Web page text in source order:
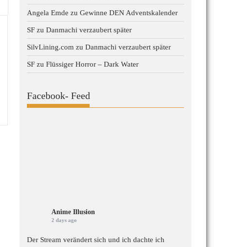
Angela Emde zu Gewinne DEN Adventskalender
SF zu Danmachi verzaubert später
SilvLining.com zu Danmachi verzaubert später
SF zu Flüssiger Horror – Dark Water
Facebook- Feed
Anime Illusion
2 days ago
Der Stream verändert sich und ich dachte ich